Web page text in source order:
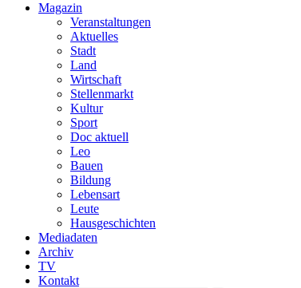
Magazin
Veranstaltungen
Aktuelles
Stadt
Land
Wirtschaft
Stellenmarkt
Kultur
Sport
Doc aktuell
Leo
Bauen
Bildung
Lebensart
Leute
Hausgeschichten
Mediadaten
Archiv
TV
Kontakt